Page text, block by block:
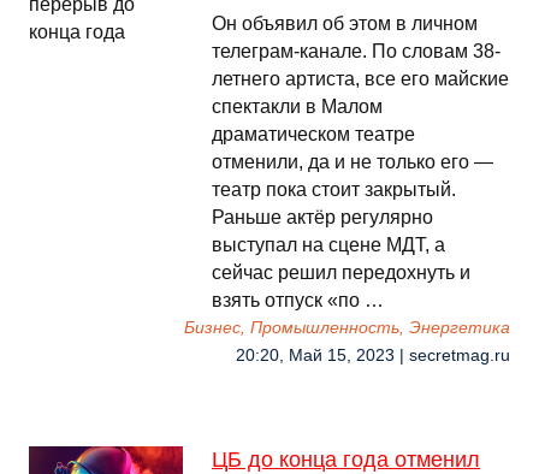
Он объявил об этом в личном
телеграм-канале. По словам 38-
летнего артиста, все его майские
спектакли в Малом
драматическом театре
отменили, да и не только его —
театр пока стоит закрытый.
Раньше актёр регулярно
выступал на сцене МДТ, а
сейчас решил передохнуть и
взять отпуск «по …
Бизнес, Промышленность, Энергетика
20:20, Май 15, 2023 | secretmag.ru
ЦБ до конца года отменил